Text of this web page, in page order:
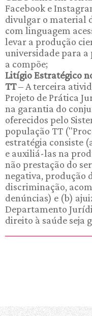
Facebook e
divulgar o material
com linguagem
levar a produção
universidade para a
a compõe;
Litígio Estratégico
TT– A terceira
Projeto de Prática
na garantia do
oferecidos pelo
população TT
estratégia consiste
e auxiliá-las na
não prestação do
negativa, produção
discriminação,
denúncias) e (b)
Departamento
direito à saúde seja